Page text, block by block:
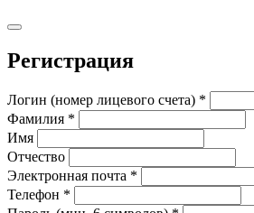
Регистрация
Логин (номер лицевого счета) *
Фамилия *
Имя
Отчество
Электронная почта *
Телефон *